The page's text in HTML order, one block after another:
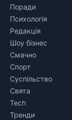
Поради
Психологія
Редакція
Шоу бізнес
Смачно
Спорт
Суспільство
Свята
Tech
Тренди